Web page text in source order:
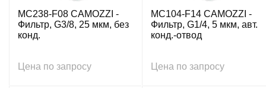
MC238-F08 CAMOZZI -
Фильтр, G3/8, 25 мкм, без
конд.
Цена по запросу
MC104-F14 CAMOZZI -
Фильтр, G1/4, 5 мкм, авт.
конд.-отвод
Цена по запросу